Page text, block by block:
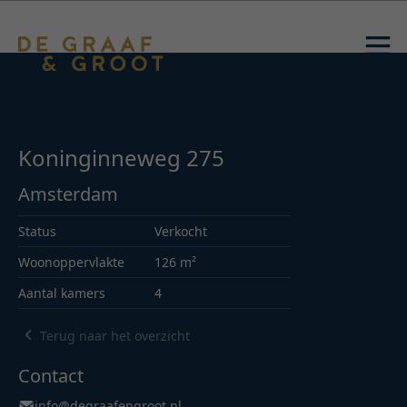
Terug naar het overzicht
Koninginneweg 275
Amsterdam
Status
Verkocht
Woonoppervlakte
126 m²
Aantal kamers
4
Contact